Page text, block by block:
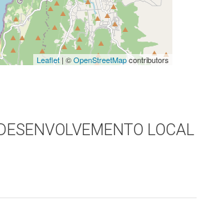
Leaflet| ©OpenStreetMapcontributors
LOCAL